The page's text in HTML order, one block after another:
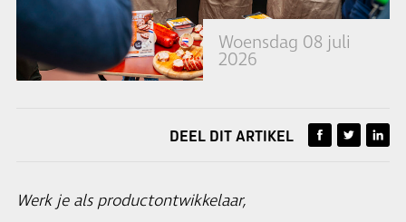
Woensdag 08 juli
2026
DEEL DIT ARTIKEL
Werk je als productontwikkelaar,